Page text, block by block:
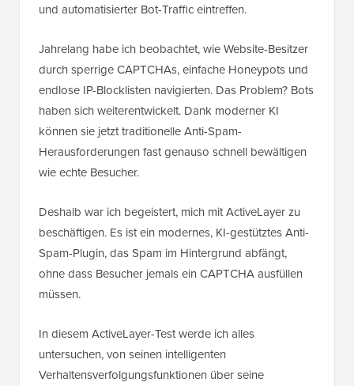
und automatisierter Bot-Traffic eintreffen.
Jahrelang habe ich beobachtet, wie Website-Besitzer
durch sperrige CAPTCHAs, einfache Honeypots und
endlose IP-Blocklisten navigierten. Das Problem? Bots
haben sich weiterentwickelt. Dank moderner KI
können sie jetzt traditionelle Anti-Spam-
Herausforderungen fast genauso schnell bewältigen
wie echte Besucher.
Deshalb war ich begeistert, mich mit ActiveLayer zu
beschäftigen. Es ist ein modernes, KI-gestütztes Anti-
Spam-Plugin, das Spam im Hintergrund abfängt,
ohne dass Besucher jemals ein CAPTCHA ausfüllen
müssen.
In diesem ActiveLayer-Test werde ich alles
untersuchen, von seinen intelligenten
Verhaltensverfolgungsfunktionen über seine